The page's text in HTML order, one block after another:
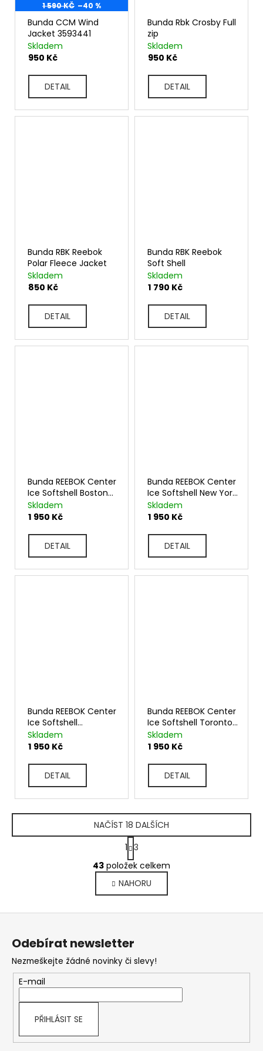
1 590 KČ –40 %
Bunda CCM Wind
Jacket 3593441
Skladem
950 Kč
DETAIL
Bunda Rbk Crosby Full
zip
Skladem
950 Kč
DETAIL
Bunda RBK Reebok
Polar Fleece Jacket
Skladem
850 Kč
DETAIL
Bunda RBK Reebok
Soft Shell
Skladem
1 790 Kč
DETAIL
Bunda REEBOK Center
Ice Softshell Boston
Bruins
Skladem
1 950 Kč
DETAIL
Bunda REEBOK Center
Ice Softshell New York
Rangers
Skladem
1 950 Kč
DETAIL
Bunda REEBOK Center
Ice Softshell
Pittsburgh Penguins
Skladem
1 950 Kč
DETAIL
Bunda REEBOK Center
Ice Softshell Toronto
Maple Leafs
Skladem
1 950 Kč
DETAIL
O
v
l
á
a
p
r
v
v
NAČÍST 18 DALŠÍCH
S
t
r
á
n
k
v
í
1 3
43 položek celkem
NAHORU
Z
Odebírat newsletter
Nezmeškejte žádné novinky či slevy!
E-mail
PŘIHLÁSIT SE